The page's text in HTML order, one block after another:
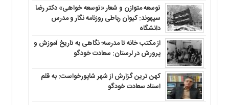
توسعه متوازن و شعار «توسعه خواهی» دکتر رضا
سپهوند: کیوان رباطی روزنامه نگار و مدرس
دانشگاه
از مکتب خانه تا مدرسه؛ نگاهی به تاریخ آموزش و
پرورش در لرستان: سعادت خودگو
کهن ترین گزارش از شهر شاپورخواست: به قلم
استاد سعادت خودگو